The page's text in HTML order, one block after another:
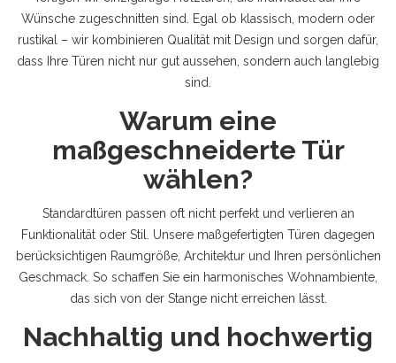
Wünsche zugeschnitten sind. Egal ob klassisch, modern oder
rustikal – wir kombinieren Qualität mit Design und sorgen dafür,
dass Ihre Türen nicht nur gut aussehen, sondern auch langlebig
sind.
Warum eine
maßgeschneiderte Tür
wählen?
Standardtüren passen oft nicht perfekt und verlieren an
Funktionalität oder Stil. Unsere maßgefertigten Türen dagegen
berücksichtigen Raumgröße, Architektur und Ihren persönlichen
Geschmack. So schaffen Sie ein harmonisches Wohnambiente,
das sich von der Stange nicht erreichen lässt.
Nachhaltig und hochwertig